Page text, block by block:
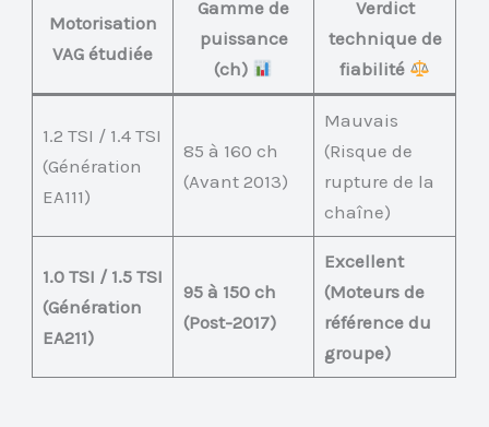
Motorisation
VAG étudiée
Gamme de
puissance
(ch)
Verdict
technique de
fiabilité
1.2 TSI / 1.4 TSI
(Génération
EA111)
85 à 160 ch
(Avant 2013)
Mauvais
(Risque de
rupture de la
chaîne)
1.0 TSI / 1.5 TSI
(Génération
EA211)
95 à 150 ch
(Post-2017)
Excellent
(Moteurs de
référence du
groupe)